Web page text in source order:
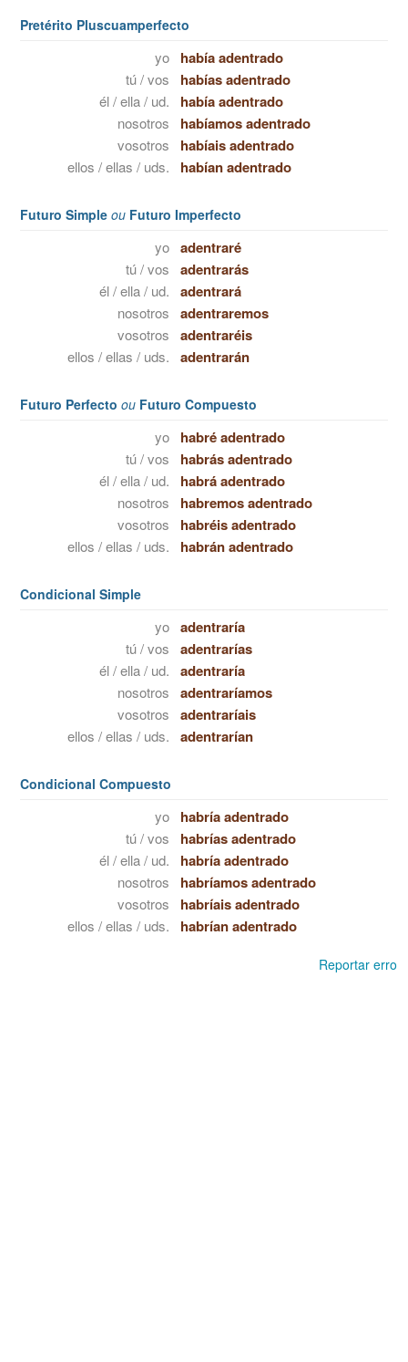
Pretérito Pluscuamperfecto
yo había adentrado
tú / vos habías adentrado
él / ella / ud. había adentrado
nosotros habíamos adentrado
vosotros habíais adentrado
ellos / ellas / uds. habían adentrado
Futuro Simple ou Futuro Imperfecto
yo adentraré
tú / vos adentrarás
él / ella / ud. adentrará
nosotros adentraremos
vosotros adentraréis
ellos / ellas / uds. adentrarán
Futuro Perfecto ou Futuro Compuesto
yo habré adentrado
tú / vos habrás adentrado
él / ella / ud. habrá adentrado
nosotros habremos adentrado
vosotros habréis adentrado
ellos / ellas / uds. habrán adentrado
Condicional Simple
yo adentraría
tú / vos adentrarías
él / ella / ud. adentraría
nosotros adentraríamos
vosotros adentraríais
ellos / ellas / uds. adentrarían
Condicional Compuesto
yo habría adentrado
tú / vos habrías adentrado
él / ella / ud. habría adentrado
nosotros habríamos adentrado
vosotros habríais adentrado
ellos / ellas / uds. habrían adentrado
Reportar erro